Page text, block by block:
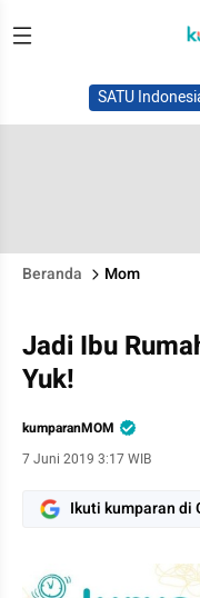
SATU
Beranda Mom
Jadi Ibu
Yuk!
kumparanMOM
7 Juni 2019 3:17 WIB
Ikuti kumparan di